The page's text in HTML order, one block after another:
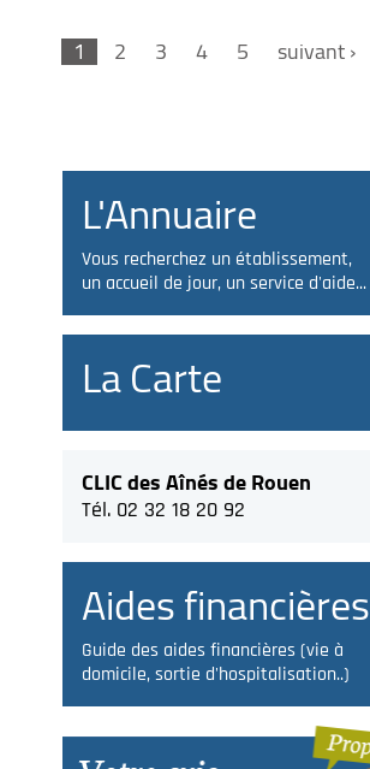
1 2 3 4 5 suivant ›
L'Annuaire
Vous recherchez un établissement,
un accueil de jour, un service d'aide...
La Carte
CLIC des Aînés de Rouen
Tél. 02 32 18 20 92
Aides financières
Guide des aides financières (vie à
domicile, sortie d'hospitalisation..)